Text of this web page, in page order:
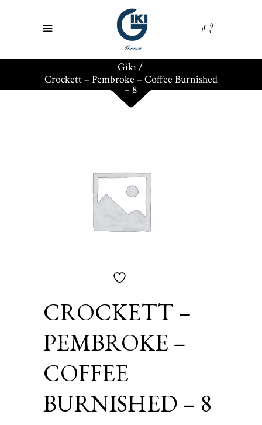
0
Giki/
Crockett – Pembroke – Coffee Burnished
– 8
CROCKETT –
PEMBROKE –
COFFEE
BURNISHED – 8